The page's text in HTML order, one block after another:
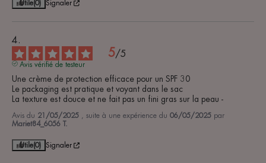
Utile(0) Signaler
5/5
Avis vérifié de testeur
Une crème de protection efficace pour un SPF 30
Le packaging est pratique et voyant dans le sac
La texture est douce et ne fait pas un fini gras sur la peau -
Avis du 21/05/2025 , suite à une expérience du 06/05/2025 par
Mariet84_6056 T.
Utile(0) Signaler